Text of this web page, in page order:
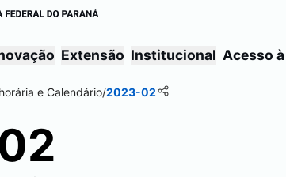
Extensão Institucional Acesso
e Calendário/2023-02